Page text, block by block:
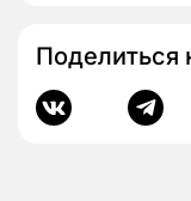
Поделиться